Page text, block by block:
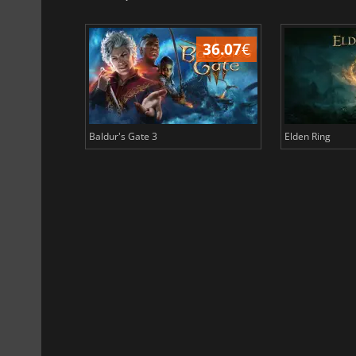
36.07€
Baldur's Gate 3 Elden Ring